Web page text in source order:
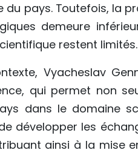
du pays. Toutefois, la
demeure
restent limités.
Vyacheslav
qui permet non
dans le domaine
développer les
ainsi à la mise